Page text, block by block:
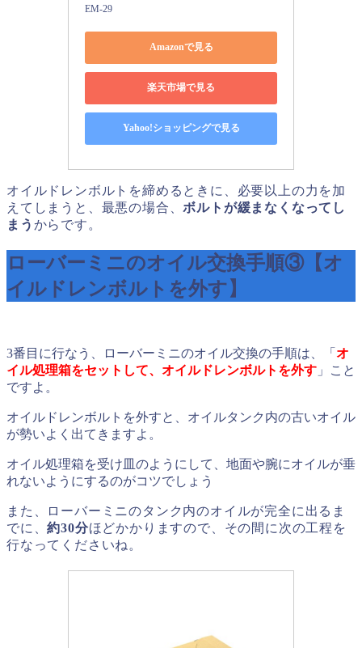
EM-29
Amazonで見る
楽天市場で見る
Yahoo!ショッピングで見る
オイルドレンボルトを締めるときに、必要以上の力を加
えてしまうと、最悪の場合、ボルトが緩まなくなってし
まう からです。
ローバーミニのオイル交換手順③【オ
イルドレンボルトを外す】
3番目に行なう、ローバーミニのオイル交換の手順は、「 オ
イル処理箱をセットして、オイルドレンボルトを外す 」こと
ですよ。
オイルドレンボルトを外すと、オイルタンク内の古いオイル
が勢いよく出てきますよ。
オイル処理箱を受け皿のようにして、地面や腕にオイルが垂
れないようにするのがコツでしょう
また、ローバーミニのタンク内のオイルが完全に出るま
でに、約30分ほどかかりますので、その間に次の工程を
行なってくださいね。